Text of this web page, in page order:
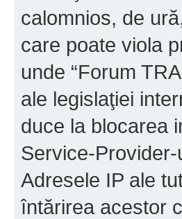
calomnios, de
care poate viola
unde “Forum
ale legislaţiei
duce la blocarea
Service-
Adresele IP ale
întărirea acestor